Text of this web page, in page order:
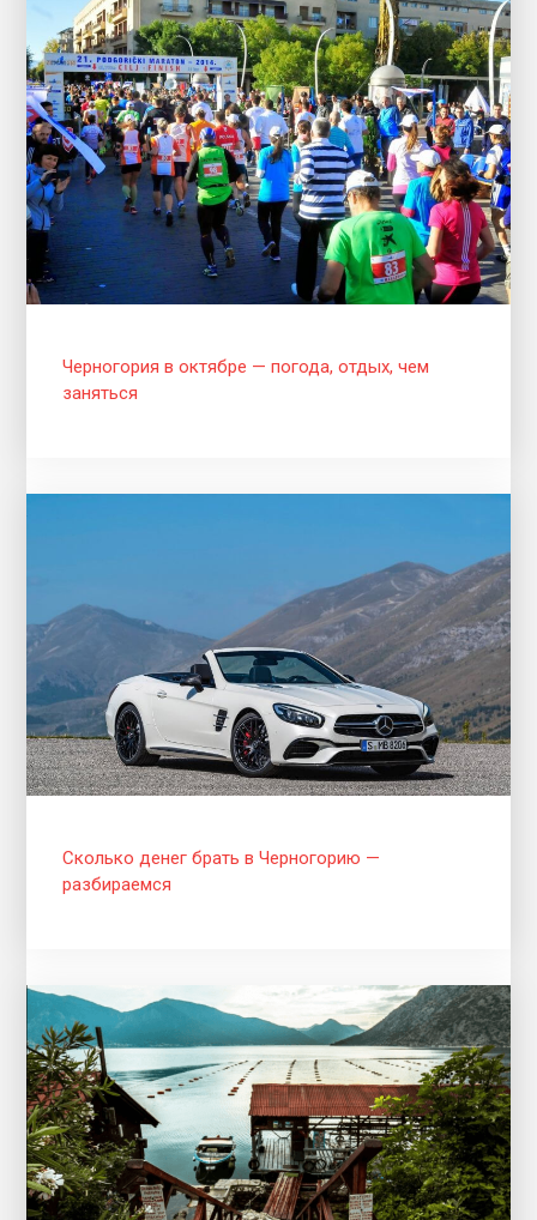
Черногория в октябре — погода, отдых, чем
заняться
Сколько денег брать в Черногорию —
разбираемся